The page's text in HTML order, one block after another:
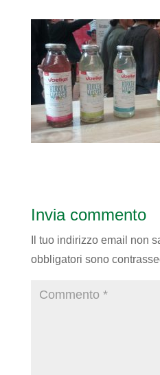
Invia commento
Il tuo indirizzo email non
obbligatori sono